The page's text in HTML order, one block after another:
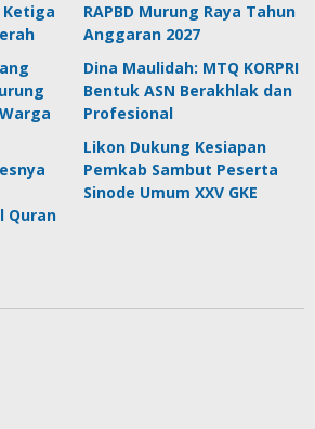
Ketiga
RAPBD Murung Raya Tahun
Anggaran 2027
Dina Maulidah: MTQ KORPRI
Bentuk ASN Berakhlak dan
Profesional
Quran
Likon Dukung Kesiapan
Pemkab Sambut Peserta
Sinode Umum XXV GKE